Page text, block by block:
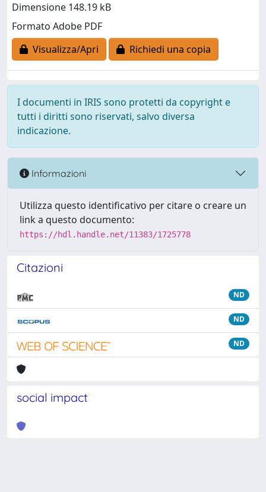
Dimensione 148.19 kB
Formato Adobe PDF
Visualizza/Apri
Richiedi una copia
I documenti in IRIS sono protetti da copyright e
tutti i diritti sono riservati, salvo diversa
indicazione.
Informazioni
Utilizza questo identificativo per citare o creare un
link a questo documento:
https://hdl.handle.net/11383/1725778
Citazioni
ND
ND
ND
social impact